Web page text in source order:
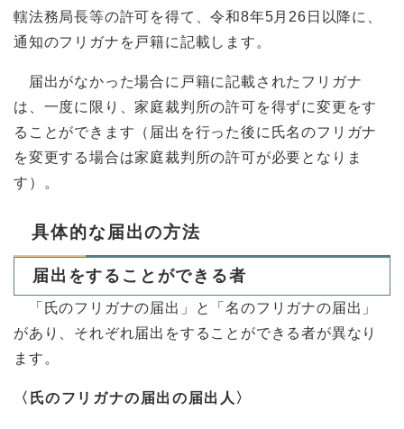
轄法務局長等の許可を得て、令和8年5月26日以降に、
通知のフリガナを戸籍に記載します。
届出がなかった場合に戸籍に記載されたフリガナ
は、一度に限り、家庭裁判所の許可を得ずに変更をす
ることができます（届出を行った後に氏名のフリガナ
を変更する場合は家庭裁判所の許可が必要となりま
す）。
具体的な届出の方法
届出をすることができる者
「氏のフリガナの届出」と「名のフリガナの届出」
があり、それぞれ届出をすることができる者が異なり
ます。
〈氏のフリガナの届出の届出人〉